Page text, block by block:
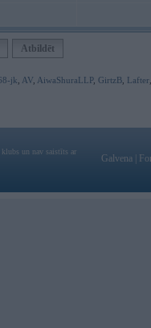
Atbildēt
jk AV AiwaShuraLLP, GirtzB Lafter
un nav saistīts ar
Galvena